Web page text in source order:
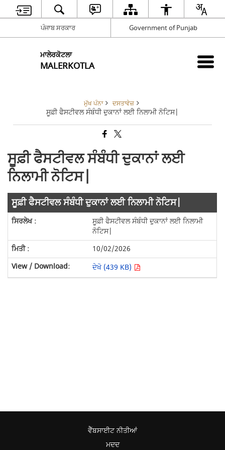
ਪੰਜਾਬ ਸਰਕਾਰ Government of Punjab
ਮਾਲੇਰਕੋਟਲਾ
MALERKOTLA
ਮੁੱਖ ਪੰਨਾ ਦਸਤਾਵੇਜ਼
ਸੂਫ਼ੀ ਫੈਸਟੀਵਲ ਸੰਬੰਧੀ ਦੁਕਾਨਾਂ ਲਈ ਨਿਲਾਮੀ ਨੋਟਿਸ|
ਸੂਫ਼ੀ ਫੈਸਟੀਵਲ ਸੰਬੰਧੀ ਦੁਕਾਨਾਂ ਲਈ
ਨਿਲਾਮੀ ਨੋਟਿਸ|
ਸੂਫ਼ੀ ਫੈਸਟੀਵਲ ਸੰਬੰਧੀ ਦੁਕਾਨਾਂ ਲਈ ਨਿਲਾਮੀ ਨੋਟਿਸ|
ਸੂਫ਼ੀ ਫੈਸਟੀਵਲ ਸੰਬੰਧੀ ਦੁਕਾਨਾਂ ਲਈ ਨਿਲਾਮੀ
ਨੋਟਿਸ|
10/02/2026
ਦੇਖੋ (439 KB)
ਵੈੱਬਸਾਈਟ ਨੀਤੀਆਂ
ਮਦਦ